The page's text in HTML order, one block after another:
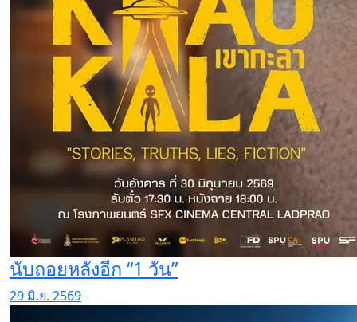
นับถอยหลังอีก “1 วัน”
29 มิ.ย. 2569